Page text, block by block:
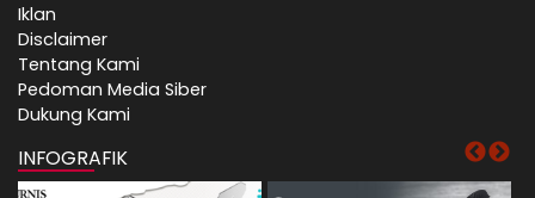
Iklan
Disclaimer
Tentang Kami
Pedoman Media Siber
Dukung Kami
INFOGRAFIK